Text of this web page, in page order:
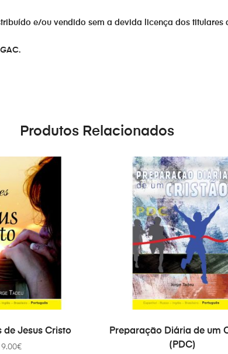
e/ou vendido sem a devida licença dos titulares
Produtos Relacionados
de Jesus Cristo
9.00€
ADICIONAR
Preparação Diária de um
(PDC)